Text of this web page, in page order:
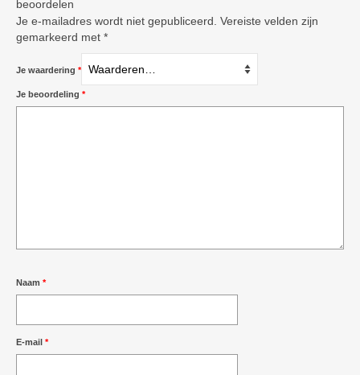
beoordelen
Je e-mailadres wordt niet gepubliceerd. Vereiste velden zijn
gemarkeerd met *
Je waardering *
Je beoordeling *
Naam *
E-mail *